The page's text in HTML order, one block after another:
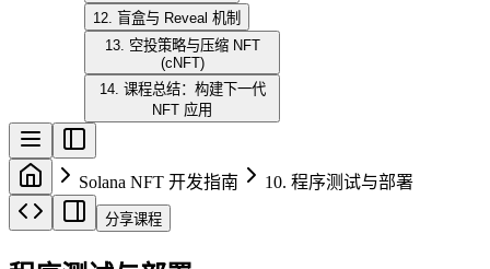
12. 盲盒与 Reveal 机制
13. 空投策略与压缩 NFT
(cNFT)
14. 课程总结：构建下一代
NFT 应用
Solana NFT 开发指南 10. 程序测试与部署
分享课程